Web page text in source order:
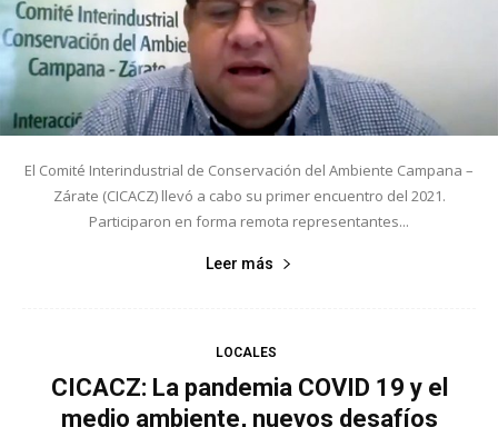
El Comité Interindustrial de Conservación del Ambiente Campana –
Zárate (CICACZ) llevó a cabo su primer encuentro del 2021.
Participaron en forma remota representantes...
Leer más
LOCALES
CICACZ: La pandemia COVID 19 y el
medio ambiente, nuevos desafíos